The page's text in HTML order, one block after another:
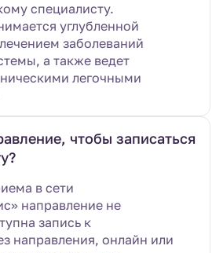
специалисту.
углубленной
заболеваний
а также ведет
легочными
чтобы записаться
в сети
направление не
запись к
направления, онлайн или